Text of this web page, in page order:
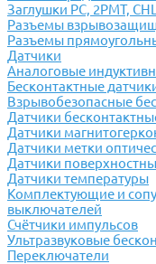
Заглушки РС, 2РМТ,
Разъемы
Разъемы
Датчики
Аналоговые
Бесконтактные
Взрывобезопасные
Датчики
Датчики
Датчики метки
Датчики
Датчики температуры
Комплектующие и
выключателей
Счётчики импульсов
Ультразвуковые
Переключатели